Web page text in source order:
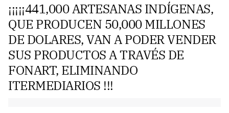
¡¡¡¡¡441,000 ARTESANAS INDÍGENAS,
QUE PRODUCEN 50,000 MILLONES
DE DOLARES, VAN A PODER VENDER
SUS PRODUCTOS A TRAVÉS DE
FONART, ELIMINANDO
ITERMEDIARIOS !!!